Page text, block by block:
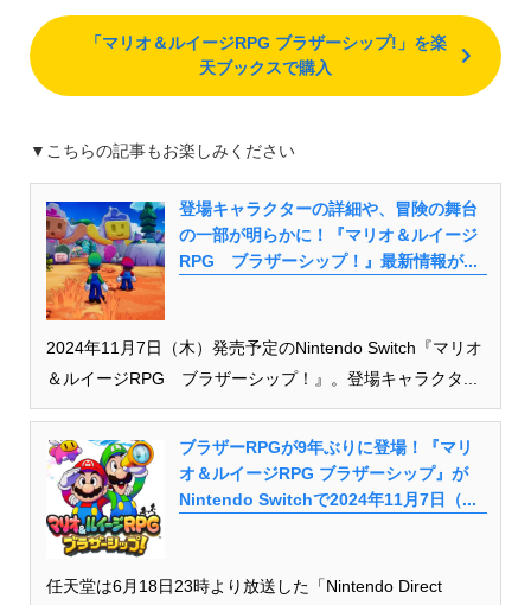
「マリオ＆ルイージRPG ブラザーシップ!」を楽
天ブックスで購入
▼こちらの記事もお楽しみください
登場キャラクターの詳細や、冒険の舞台
の一部が明らかに！『マリオ＆ルイージ
RPG ブラザーシップ！』最新情報が...
2024年11月7日（木）発売予定のNintendo Switch『マリオ
＆ルイージRPG ブラザーシップ！』。登場キャラクタ...
ブラザーRPGが9年ぶりに登場！『マリ
オ＆ルイージRPG ブラザーシップ』が
Nintendo Switchで2024年11月7日（...
任天堂は6月18日23時より放送した「Nintendo Direct